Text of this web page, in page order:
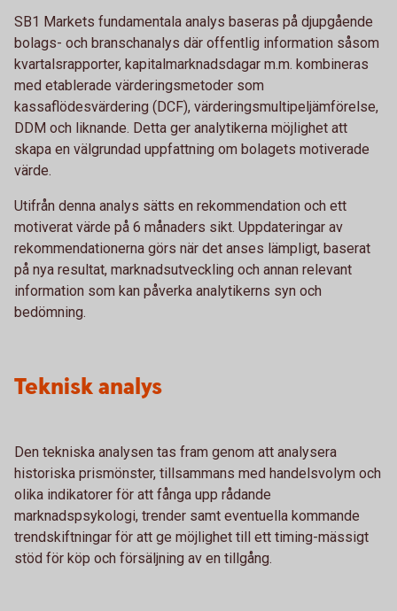
SB1 Markets fundamentala analys baseras på djupgående
bolags- och branschanalys där offentlig information såsom
kvartalsrapporter, kapitalmarknadsdagar m.m. kombineras
med etablerade värderingsmetoder som
kassaflödesvärdering (DCF), värderingsmultipeljämförelse,
DDM och liknande. Detta ger analytikerna möjlighet att
skapa en välgrundad uppfattning om bolagets motiverade
värde.
Utifrån denna analys sätts en rekommendation och ett
motiverat värde på 6 månaders sikt. Uppdateringar av
rekommendationerna görs när det anses lämpligt, baserat
på nya resultat, marknadsutveckling och annan relevant
information som kan påverka analytikerns syn och
bedömning.
Teknisk analys
Den tekniska analysen tas fram genom att analysera
historiska prismönster, tillsammans med handelsvolym och
olika indikatorer för att fånga upp rådande
marknadspsykologi, trender samt eventuella kommande
trendskiftningar för att ge möjlighet till ett timing-mässigt
stöd för köp och försäljning av en tillgång.